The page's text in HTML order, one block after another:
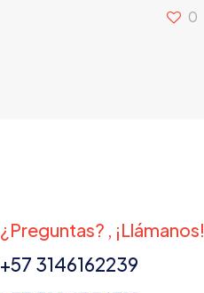
0
¿Preguntas? , ¡Llámanos!
+57 3146162239